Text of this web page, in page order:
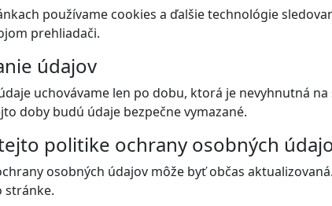
používame cookies a ďalšie technológie
prehliadači.
údajov
uchovávame len po dobu, ktorá je nevyhnutná
doby budú údaje bezpečne vymazané.
politike ochrany osobných
osobných údajov môže byť občas
stránke.